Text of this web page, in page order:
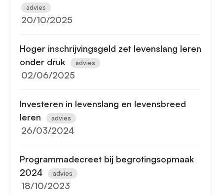
advies
20/10/2025
Hoger inschrijvingsgeld zet levenslang leren
onder druk
advies
02/06/2025
Investeren in levenslang en levensbreed
leren
advies
26/03/2024
Programmadecreet bij begrotingsopmaak
2024
advies
18/10/2023